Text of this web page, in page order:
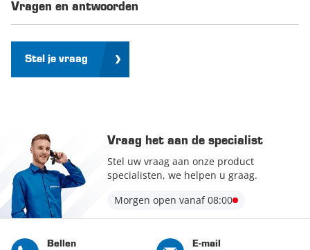
Vragen en antwoorden
Stel je vraag
Vraag het aan de specialist
Stel uw vraag aan onze product
specialisten, we helpen u graag.
Morgen open vanaf 08:00
Bellen E-mail